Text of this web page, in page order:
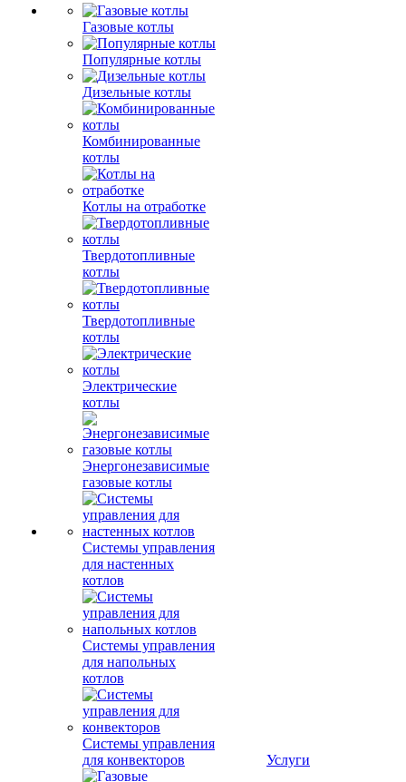
Газовые котлы
Популярные котлы
Дизельные котлы
Комбинированные
котлы
Котлы на отработке
Твердотопливные
котлы
Твердотопливные
котлы
Электрические
котлы
Энергонезависимые
газовые котлы
Системы управления
для настенных
котлов
Системы управления
для напольных
котлов
Системы управления
для конвекторов
Услуги